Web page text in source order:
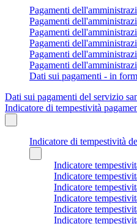
Pagamenti
Pagamenti
Pagamenti
Pagamenti
Pagamenti
Pagamenti
Dati sui pagamenti - in
Dati sui pagamenti del servizio
Indicatore di tempestività
Indicatore di tempestività
Indicatore
Indicatore
Indicatore
Indicatore
Indicatore
Indicatore